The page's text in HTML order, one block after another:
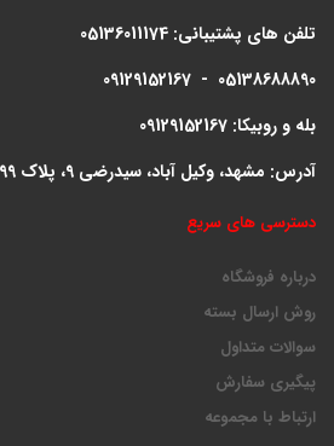
تلفن های پشتیبانی: 05136011174
09129152167 - 05138688890
بله و روبیکا: 09129152167
آدرس: مشهد، وکیل آباد، سیدرضی 9، پلاک 199
دسترسی های سریع
درباره فروشگاه
روش ارسال بسته
سوالات متداول
پیگیری سفارش
ارتباط با مجموعه